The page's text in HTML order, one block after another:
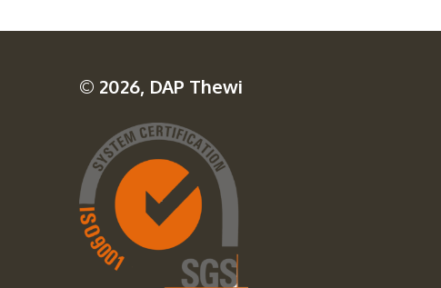
© 2026, DAP Thewi